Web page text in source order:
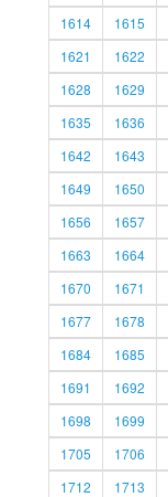
1614
1615
1621
1622
1628
1629
1635
1636
1642
1643
1649
1650
1656
1657
1663
1664
1670
1671
1677
1678
1684
1685
1691
1692
1698
1699
1705
1706
1712
1713